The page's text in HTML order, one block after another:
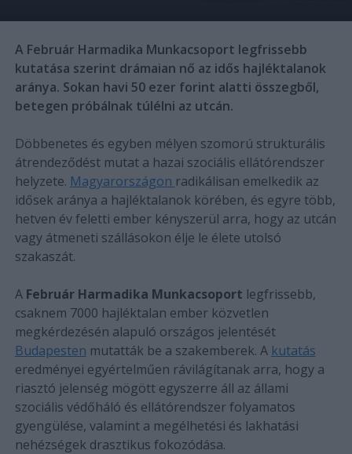
A Február Harmadika Munkacsoport legfrissebb
kutatása szerint drámaian nő az idős hajléktalanok
aránya. Sokan havi 50 ezer forint alatti összegből,
betegen próbálnak túlélni az utcán.
Döbbenetes és egyben mélyen szomorú strukturális
átrendeződést mutat a hazai szociális ellátórendszer
helyzete. Magyarországon radikálisan emelkedik az
idősek aránya a hajléktalanok körében, és egyre több,
hetven év feletti ember kényszerül arra, hogy az utcán
vagy átmeneti szállásokon élje le élete utolsó
szakaszát.
A Február Harmadika Munkacsoport legfrissebb,
csaknem 7000 hajléktalan ember közvetlen
megkérdezésén alapuló országos jelentését
Budapesten mutatták be a szakemberek. A kutatás
eredményei egyértelműen rávilágítanak arra, hogy a
riasztó jelenség mögött egyszerre áll az állami
szociális védőháló és ellátórendszer folyamatos
gyengülése, valamint a megélhetési és lakhatási
nehézségek drasztikus fokozódása.